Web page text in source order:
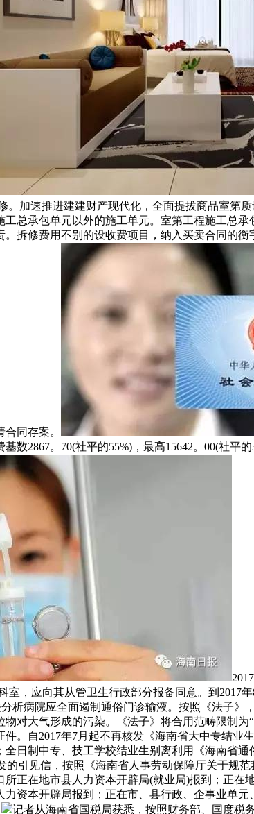
加速推进建建财产现代化，全面提拔商品室第
总承包单元以外的施工单元。室第工程施工总
拆修费用不别的设收费项目，纳入买卖合同的
同存案。
数2867。70(社平的55%)，最高15642。00(社平
，应向其从管卫生行政部分报备同意。到2017
析病院应全面遏制通俗门诊输液。按照《法子
对大气形成的污染。《法子》将合用范畴限制
。自2017年7月起不再核发《海南省大中专结
日制中专、技工学校结业生别离利用《海南省
引见信，按照《海南省人事劳动保障厅关于规
正在地市县人力资本开辟局(就业局)报到；正
资本开辟局报到；正在市、县行政、企事业单
记者从海南省国税局获悉，按照财务部、国度税